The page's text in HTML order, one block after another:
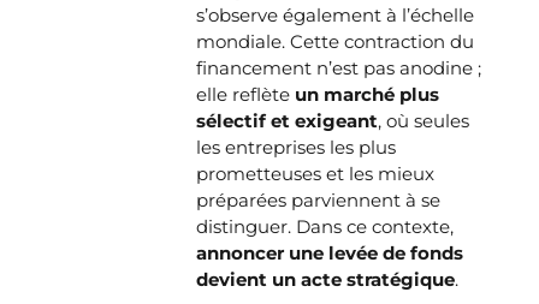
s’observe également à l’échelle
mondiale. Cette contraction du
financement n’est pas anodine ;
elle reflète un marché plus
sélectif et exigeant, où seules
les entreprises les plus
prometteuses et les mieux
préparées parviennent à se
distinguer. Dans ce contexte,
annoncer une levée de fonds
devient un acte stratégique.